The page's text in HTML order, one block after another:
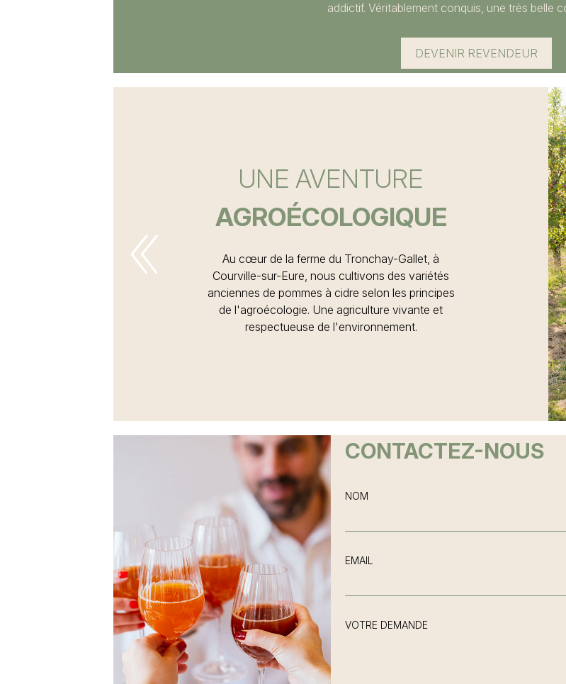
addictif. Véritablement conquis, une très belle
DEVENIR REVENDEUR
UNE AVENTURE
AGROÉCOLOGIQUE
Au cœur de la ferme du Tronchay-Gallet, à
Courville-sur-Eure, nous cultivons des variétés
anciennes de pommes à cidre selon les principes
de l'agroécologie. Une agriculture vivante et
respectueuse de l'environnement.
ENGAGEMENTS
CONTACTEZ-NOUS
NOM
EMAIL
VOTRE DEMANDE